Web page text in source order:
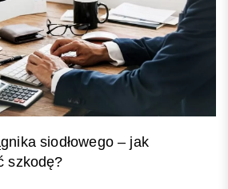
siodłowego – jak
szkodę?